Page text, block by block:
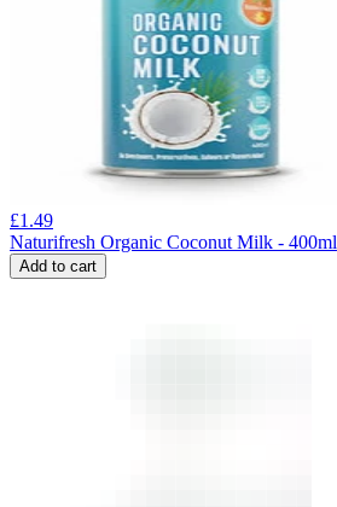
£1.49
Naturifresh Organic Coconut Milk - 400ml
Add to cart